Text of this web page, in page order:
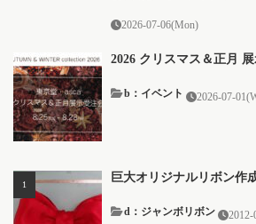
2026-07-06(Mon)
2026 クリスマス＆正月
b：イベント 2026-07-
巨大オリジナルリボン作
2012-
d：ジャンボリボン